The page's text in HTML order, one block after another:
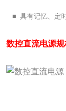
■ 具有记忆、定
数控直流电源规